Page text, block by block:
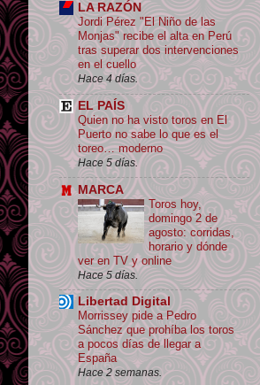
LA RAZÓN
Jordi Pérez "El Niño de las
Monjas" recibe el alta en Perú
tras superar dos intervenciones
en el cuello
Hace 4 días.
EL PAÍS
Quien no ha visto toros en El
Puerto no sabe lo que es el
toreo… moderno
Hace 5 días.
MARCA
Toros hoy,
domingo 2 de
agosto: corridas,
horario y dónde
ver en TV y online
Hace 5 días.
Libertad Digital
Morrissey pide a Pedro
Sánchez que prohíba los toros
a pocos días de llegar a
España
Hace 2 semanas.